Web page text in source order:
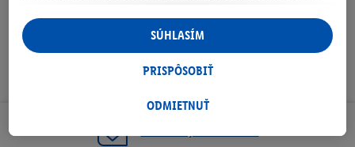
personalizovanú reklamu v rámci služieb Lidl aj mimo nich. Ak
ste účastníkom programu Lidl Plus, na tieto účely sa spracúvajú
aj údaje z vášho nákupného správania v obchode.
následne si vytvoríte účet Lidl Plus alebo sa prihlásite do svojho
tiež vytvoriť špeciálny online identifikátor z e-mailovej adresy,
ODMIETNUŤ
PRISPÔSOBIŤ
SÚHLASÍM